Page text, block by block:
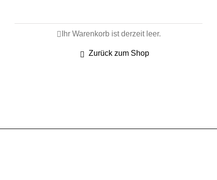
Ihr Warenkorb ist derzeit leer.
Zurück zum Shop